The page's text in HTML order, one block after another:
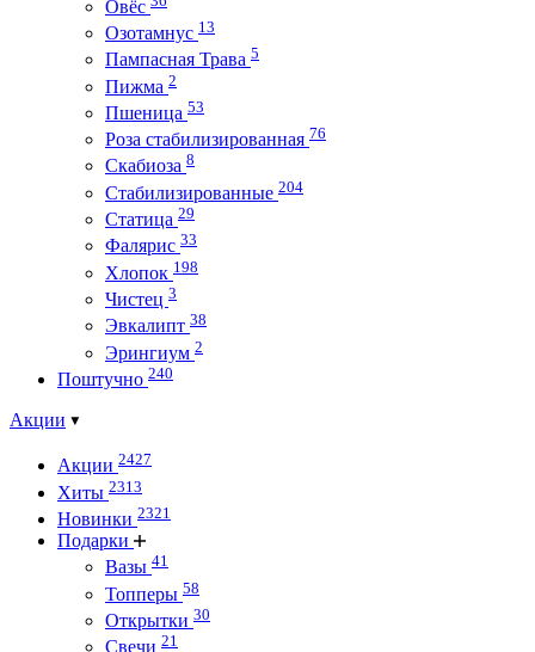
Овёс
Озотамнус 13
Пампасная Трава 5
Пижма 2
Пшеница 53
Роза стабилизированная 76
Скабиоза 8
Стабилизированные 204
Статица 29
Фалярис 33
Хлопок 198
Чистец 3
Эвкалипт 38
Эрингиум 2
Поштучно 240
Акции
Акции 2427
Хиты 2313
Новинки 2321
Подарки
Вазы 41
Топперы 58
Открытки 30
Свечи 21